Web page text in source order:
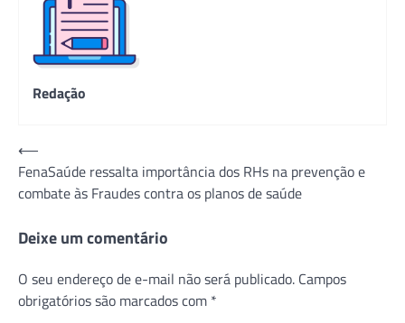
Redação
Navegação
de
Post
⟵
FenaSaúde ressalta importância dos RHs na prevenção e
combate às Fraudes contra os planos de saúde
Deixe um comentário
O seu endereço de e-mail não será publicado. Campos
obrigatórios são marcados com *